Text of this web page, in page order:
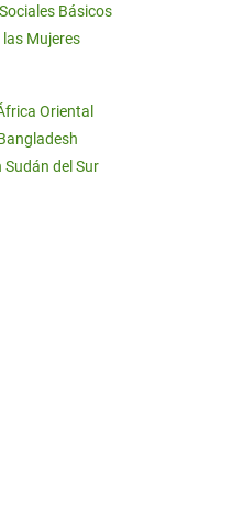
Básicos
Mujeres
Oriental
del Sur